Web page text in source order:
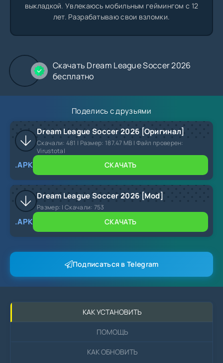
выкладкой. Увлекаюсь мобильным геймингом с 12
лет. Разрабатываю свои взломки.
Скачать Dream League Soccer 2026
бесплатно
Поделись с друзьями
Dream League Soccer 2026 [Оригинал]
Скачали: 481 | Размер: 187.47 MB | Файл проверен:
Virustotal
.APK СКАЧАТЬ
Dream League Soccer 2026 [Mod]
Размер: |Скачали: 753
.APK СКАЧАТЬ
Подписаться в Telegram
КАК УСТАНОВИТЬ
ПОМОЩЬ
КАК ОБНОВИТЬ